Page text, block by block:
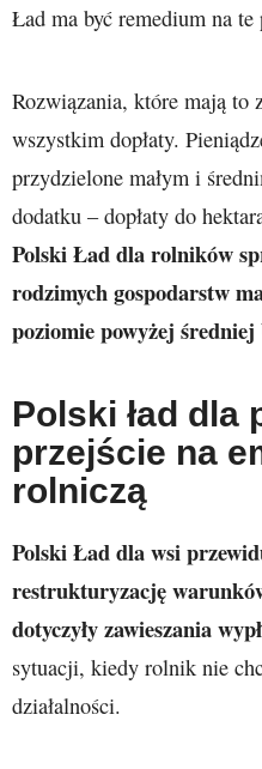
Ład ma być remedium na te
Rozwiązania, które mają to
wszystkim dopłaty.
przydzielone małym i
dodatku – dopłaty do
Polski Ład dla rolników
rodzimych gospodarstw
poziomie powyżej średniej
Polski ład dla
przejście na
rolniczą
Polski Ład dla wsi
restrukturyzację
dotyczyły zawieszania
sytuacji, kiedy rolnik nie
działalności.